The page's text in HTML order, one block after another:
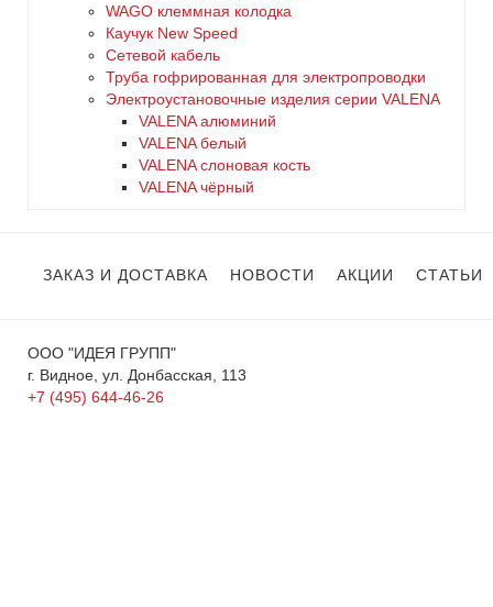
WAGO клеммная колодка
Каучук New Speed
Сетевой кабель
Труба гофрированная для электропроводки
Электроустановочные изделия серии VALENA
VALENA алюминий
VALENA белый
VALENA слоновая кость
VALENA чёрный
ЗАКАЗ И ДОСТАВКА НОВОСТИ АКЦИИ СТАТЬИ
ООО "ИДЕЯ ГРУПП"
г. Видное, ул. Донбасская, 113
+7 (495) 644-46-26